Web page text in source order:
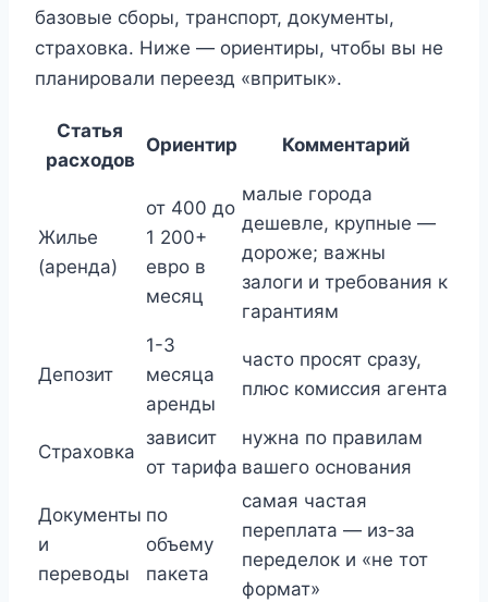
базовые сборы, транспорт, документы,
страховка. Ниже — ориентиры, чтобы вы не
планировали переезд «впритык».
Статья
расходов
Ориентир Комментарий
Жилье
(аренда)
от 400 до
1 200+
евро в
месяц
малые города
дешевле, крупные —
дороже; важны
залоги и требования к
гарантиям
Депозит
1-3
месяца
аренды
часто просят сразу,
плюс комиссия агента
Страховка
зависит
от тарифа
нужна по правилам
вашего основания
Документы
и
переводы
по
объему
пакета
самая частая
переплата — из-за
переделок и «не тот
формат»